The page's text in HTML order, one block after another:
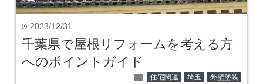
time 2023/12/31
千葉県で屋根リフォームを考える方
へのポイントガイド
folder 住宅関連 埼玉 外壁塗装